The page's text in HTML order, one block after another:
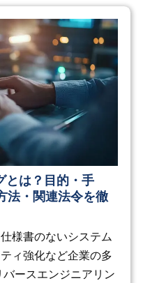
とは？目的・手
法・関連法令を徹
様書のないシステム
ィ強化など企業の多
ースエンジニアリン